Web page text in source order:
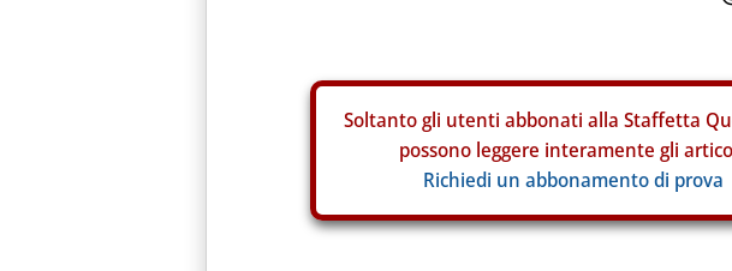
Soltanto gli utenti abbonati alla Staffetta
possono leggere interamente gli
Richiedi un abbonamento di prova